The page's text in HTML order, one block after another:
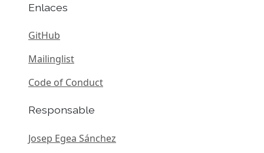
Enlaces
GitHub
Mailinglist
Code of Conduct
Responsable
Josep Egea Sánchez